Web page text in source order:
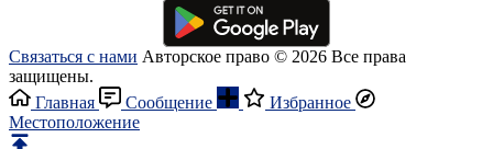
Связаться с нами Авторское право © 2026 Все права
защищены.
Главная
Сообщение
Избранное
Местоположение